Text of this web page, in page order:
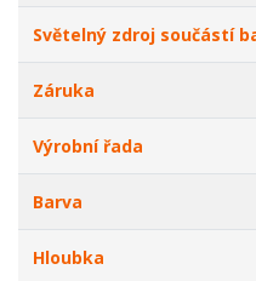
Světelný zdroj součástí
Záruka
Výrobní řada
Barva
Hloubka